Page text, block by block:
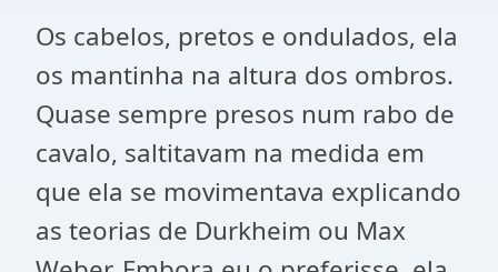
Os cabelos, pretos e ondulados, ela
os mantinha na altura dos ombros.
Quase sempre presos num rabo de
cavalo, saltitavam na medida em
que ela se movimentava explicando
as teorias de Durkheim ou Max